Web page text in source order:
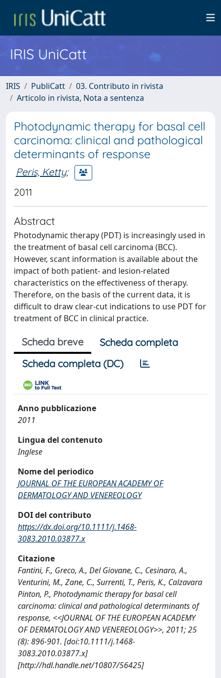
IRIS UniCatt
IRIS PubliCatt
03. Contributo in rivista
Articolo in rivista, Nota a sentenza
Photodynamic therapy for basal cell
carcinoma: clinical and pathological
determinants of response
Peris, Ketty;
2011
Abstract
Photodynamic therapy (PDT) is increasingly used in
the treatment of basal cell carcinoma (BCC).
However, scant information is available about the
impact of both patient- and lesion-related
characteristics on the effectiveness of therapy.
Therefore, on the basis of the current data, it is
difficult to draw clear-cut indications to use PDT for
treatment of BCC in clinical practice.
Scheda breve
Scheda completa
Scheda completa (DC)
Anno pubblicazione
2011
Lingua del contenuto
Inglese
Nome del periodico
JOURNAL OF THE EUROPEAN ACADEMY OF
DERMATOLOGY AND VENEREOLOGY
DOI del contributo
https://dx.doi.org/10.1111/j.1468-
3083.2010.03877.x
Citazione
Fantini, F., Greco, A., Del Giovane, C., Cesinaro, A.,
Venturini, M., Zane, C., Surrenti, T., Peris, K., Calzavara
Pinton, P., Photodynamic therapy for basal cell
carcinoma: clinical and pathological determinants of
response, <<JOURNAL OF THE EUROPEAN ACADEMY
OF DERMATOLOGY AND VENEREOLOGY>>, 2011; 25
(8): 896-901. [doi:10.1111/j.1468-
3083.2010.03877.x]
[http://hdl.handle.net/10807/56425]